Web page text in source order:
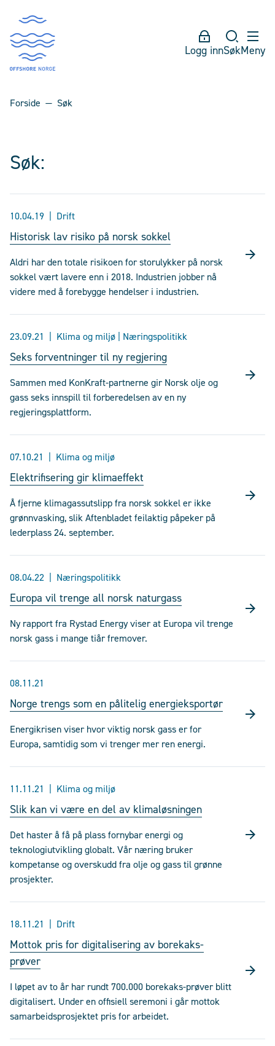
Logg innSøkMeny
Forside Søk
Søk:
10.04.19 Drift
Historisk lav risiko på norsk sokkel
Aldri har den totale risikoen for storulykker på norsk
sokkel vært lavere enn i 2018. Industrien jobber nå
videre med å forebygge hendelser i industrien.
23.09.21 Klima og miljø | Næringspolitikk
Seks forventninger til ny regjering
Sammen med KonKraft-partnerne gir Norsk olje og
gass seks innspill til forberedelsen av en ny
regjeringsplattform.
07.10.21 Klima og miljø
Elektrifisering gir klimaeffekt
Å fjerne klimagassutslipp fra norsk sokkel er ikke
grønnvasking, slik Aftenbladet feilaktig påpeker på
lederplass 24. september.
08.04.22 Næringspolitikk
Europa vil trenge all norsk naturgass
Ny rapport fra Rystad Energy viser at Europa vil trenge
norsk gass i mange tiår fremover.
08.11.21
Norge trengs som en pålitelig energieksportør
Energikrisen viser hvor viktig norsk gass er for
Europa, samtidig som vi trenger mer ren energi.
11.11.21 Klima og miljø
Slik kan vi være en del av klimaløsningen
Det haster å få på plass fornybar energi og
teknologiutvikling globalt. Vår næring bruker
kompetanse og overskudd fra olje og gass til grønne
prosjekter.
18.11.21 Drift
Mottok pris for digitalisering av borekaks-
prøver
I løpet av to år har rundt 700.000 borekaks-prøver blitt
digitalisert. Under en offisiell seremoni i går mottok
samarbeidsprosjektet pris for arbeidet.